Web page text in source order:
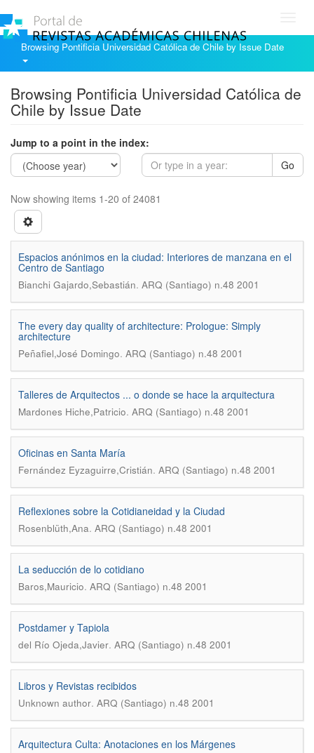
Browsing Pontificia Universidad Católica de Chile by Issue Date
Browsing Pontificia Universidad Católica de
Chile by Issue Date
Jump to a point in the index:
Go
Now showing items 1-20 of 24081
Espacios anónimos en la ciudad: Interiores de manzana en el
Centro de Santiago
Bianchi Gajardo,Sebastián. ARQ (Santiago) n.48 2001
The every day quality of architecture: Prologue: Simply
architecture
Peñafiel,José Domingo. ARQ (Santiago) n.48 2001
Talleres de Arquitectos ... o donde se hace la arquitectura
Mardones Hiche,Patricio. ARQ (Santiago) n.48 2001
Oficinas en Santa María
Fernández Eyzaguirre,Cristián. ARQ (Santiago) n.48 2001
Reflexiones sobre la Cotidianeidad y la Ciudad
Rosenblüth,Ana. ARQ (Santiago) n.48 2001
La seducción de lo cotidiano
Baros,Mauricio. ARQ (Santiago) n.48 2001
Postdamer y Tapiola
del Río Ojeda,Javier. ARQ (Santiago) n.48 2001
Libros y Revistas recibidos
Unknown author. ARQ (Santiago) n.48 2001
Arquitectura Culta: Anotaciones en los Márgenes